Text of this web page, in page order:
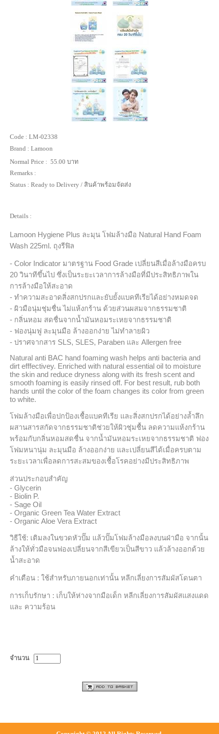
Code : LM-02338
Brand : Lamoon
Normal Price : 55.00 บาท
Remarks :
Status : Ready to Delivery / สินค้าพร้อมจัดส่ง
Details :
Lamoon Hygiene Plus ละมุน โฟมล้างมือ Natural Hand Foam
Wash 225ml. ถุงรีฟิล
- Color Indicator มาตรฐาน Food Grade เปลี่ยนสีเมื่อล้างมือครบ
20 วินาทีขึ้นไป ซึ่งเป็นระยะเวลาการล้างมือที่มีประสิทธิภาพใน
การล้างมือให้สะอาด
- ทำความสะอาดสิ่งสกปรกและยับยั้งแบคทีเรียได้อย่างหมดจด
- ผิวมือนุ่มชุ่มชื่น ไม่แห้งกร้าน ด้วยส่วนผสมจากธรรมชาติ
- กลิ่นหอม สดชื่นจากน้ำมันหอมระเหยจากธรรมชาติ
- ฟองนุ่มฟู ละมุนมือ ล้างออกง่าย ไม่ทำลายผิว
- ปราศจากสาร SLS, SLES, Paraben และ Allergen free
Natural anti BAC hand foaming wash helps anti bacteria and
dirt efffectivey. Enriched with natural essential oil to moisture
the skin and reduce dryness along with its fresh scent and
smooth foaming is easily rinsed off. For best result, rub both
hands until the color of the foam changes its color from green
to white.
โฟมล้างมือเพื่อปกป้องเชื้อแบคทีเรีย และสิ่งสกปรกได้อย่างล้ำลึก
ผสานสารสกัดจากธรรมชาติช่วยให้ผิวชุ่มชื้น ลดความแห้งกร้าน
พร้อมกับกลิ่นหอมสดชื่น จากน้ำมันหอมระเหยจากธรรมชาติ ฟอง
โฟมหนานุ่ม ละมุนมือ ล้างออกง่าย และเปลี่ยนสีได้เมื่อครบตาม
ระยะเวลาเพื่อลดการสะสมของเชื้อโรคอย่างมีประสิทธิภาพ
ส่วนประกอบสำคัญ
- Glycerin
- Biolin P.
- Sage Oil
- Organic Green Tea Water Extract
- Organic Aloe Vera Extract
วิธีใช้: เติมลงในขวดหัวปั๊ม แล้วปั๊มโฟมล้างมือลงบนฝ่ามือ จากนั้น
ล้างให้ทั่วมือจนฟองเปลี่ยนจากสีเขียวเป็นสีขาว แล้วล้างออกด้วย
น้ำสะอาด
คำเตือน : ใช้สำหรับภายนอกเท่านั้น หลีกเลี่ยงการสัมผัสโดนตา
การเก็บรักษา : เก็บให้ห่างจากมือเด็ก หลีกเลี่ยงการสัมผัสแสงแดด
และ ความร้อน
จำนวน